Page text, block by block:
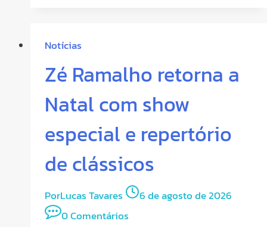
Notícias
Zé Ramalho retorna a
Natal com show
especial e repertório
de clássicos
PorLucas Tavares
6 de agosto de 2026
0 Comentários